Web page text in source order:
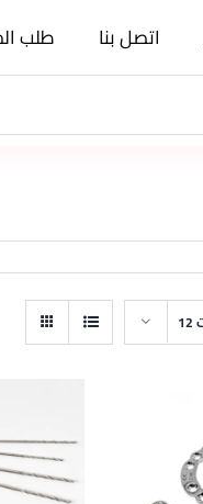
اتصل بنا طلب